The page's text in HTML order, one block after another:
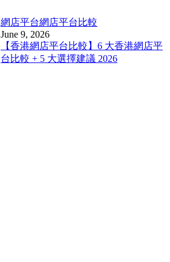
網店平台網店平台比較
June 9, 2026
【香港網店平台比較】6 大香港網店平
台比較 + 5 大選擇建議 2026